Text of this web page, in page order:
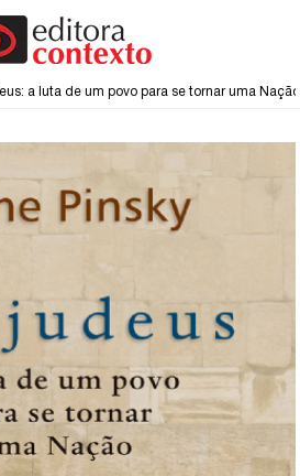
a luta de um povo para se tornar uma Nação